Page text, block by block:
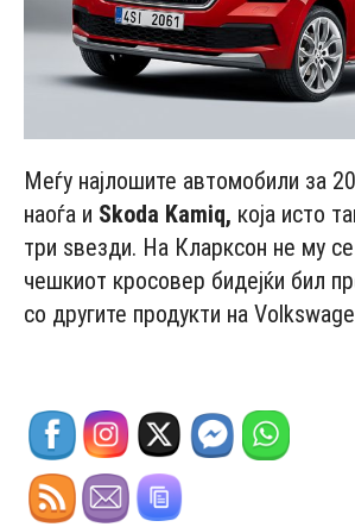
Меѓу најлошите автомобили за
наоѓа и Skоdа Kаmiq, која исто
три ѕвезди. На Кларксон не му
чешкиот кросовер бидејќи бил
со другите продукти на